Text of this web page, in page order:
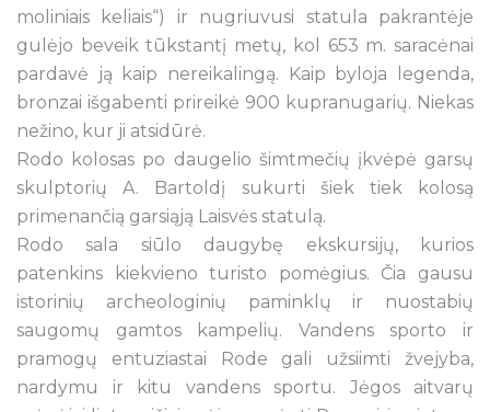
moliniais keliais“) ir nugriuvusi statula pakrantėje
gulėjo beveik tūkstantį metų, kol 653 m. saracėnai
pardavė ją kaip nereikalingą. Kaip byloja legenda,
bronzai išgabenti prireikė 900 kupranugarių. Niekas
nežino, kur ji atsidūrė.
Rodo kolosas po daugelio šimtmečių įkvėpė garsų
skulptorių A. Bartoldį sukurti šiek tiek kolosą
primenančią garsiąją Laisvės statulą.
Rodo sala siūlo daugybę ekskursijų, kurios
patenkins kiekvieno turisto pomėgius. Čia gausu
istorinių archeologinių paminklų ir nuostabių
saugomų gamtos kampelių. Vandens sporto ir
pramogų entuziastai Rode gali užsiimti žvejyba,
nardymu ir kitu vandens sportu. Jėgos aitvarų